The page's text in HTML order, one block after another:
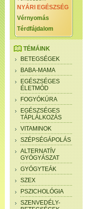
NYÁRI EGÉSZSÉG
Vérnyomás
Térdfájdalom
TÉMÁINK
BETEGSÉGEK
BABA-MAMA
EGÉSZSÉGES
ÉLETMÓD
FOGYÓKÚRA
EGÉSZSÉGES
TÁPLÁLKOZÁS
VITAMINOK
SZÉPSÉGÁPOLÁS
ALTERNATÍV
GYÓGYÁSZAT
GYÓGYTEÁK
SZEX
PSZICHOLÓGIA
SZENVEDÉLY-